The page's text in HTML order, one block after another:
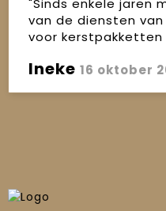
"Sinds enkele jaren
van de diensten van
voor kerstpakketten
Ineke 16 oktober